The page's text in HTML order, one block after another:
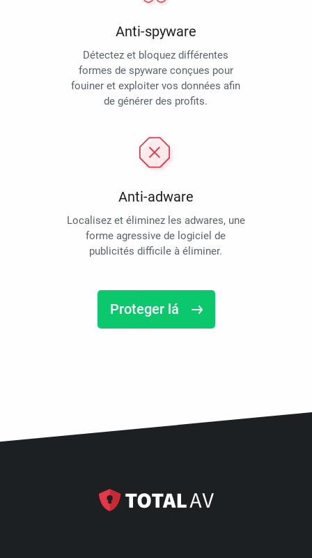
Anti-spyware
Détectez et bloquez différentes
formes de spyware conçues pour
fouiner et exploiter vos données afin
de générer des profits.
Anti-adware
Localisez et éliminez les adwares, une
forme agressive de logiciel de
publicités difficile à éliminer.
Proteger lá